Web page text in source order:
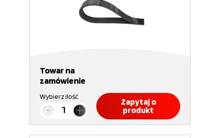
Towar na
zamówienie
Wybierz ilość
Zapytaj o
produkt